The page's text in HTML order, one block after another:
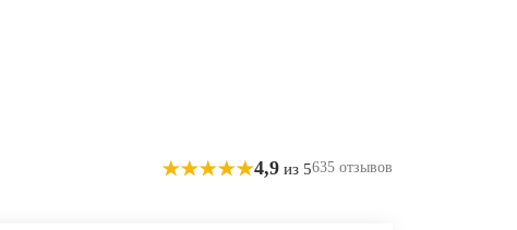
4,9 из 5635 отзывов